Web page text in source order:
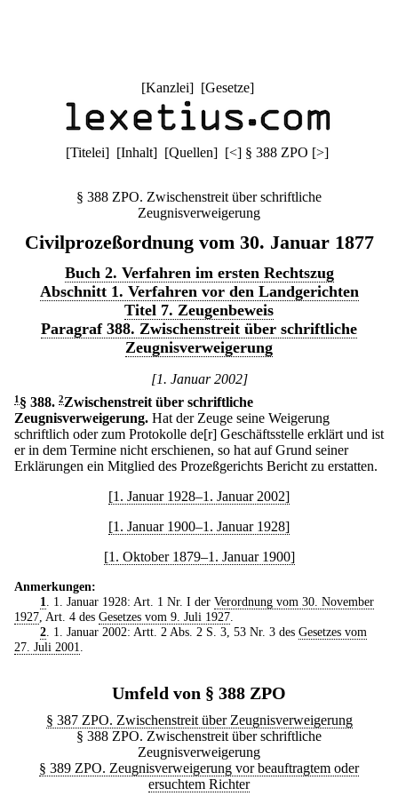
[Kanzlei] [Gesetze]
[Titelei] [Inhalt] [Quellen] [<] § 388 ZPO [>]
§ 388 ZPO. Zwischenstreit über schriftliche
Zeugnisverweigerung
Civilprozeßordnung vom 30. Januar 1877
Buch 2. Verfahren im ersten Rechtszug
Abschnitt 1. Verfahren vor den Landgerichten
Titel 7. Zeugenbeweis
Paragraf 388. Zwischenstreit über schriftliche
Zeugnisverweigerung
[1. Januar 2002]
1 § 388. 2Zwischenstreit über schriftliche
Zeugnisverweigerung. Hat der Zeuge seine Weigerung
schriftlich oder zum Protokolle de[r] Geschäftsstelle erklärt und ist
er in dem Termine nicht erschienen, so hat auf Grund seiner
Erklärungen ein Mitglied des Prozeßgerichts Bericht zu erstatten.
[1. Januar 1928–1. Januar 2002]
[1. Januar 1900–1. Januar 1928]
[1. Oktober 1879–1. Januar 1900]
Anmerkungen:
1
. 1. Januar 1928: Art. 1 Nr. I der Verordnung vom 30. November
1927 , Art. 4 des Gesetzes vom 9. Juli 1927
2. 1. Januar 2002: Artt. 2 Abs. 2 S. 3, 53 Nr. 3 des Gesetzes vom
27. Juli 2001
Umfeld von § 388 ZPO
§ 387 ZPO. Zwischenstreit über Zeugnisverweigerung
§ 388 ZPO. Zwischenstreit über schriftliche
Zeugnisverweigerung
§ 389 ZPO. Zeugnisverweigerung vor beauftragtem oder
ersuchtem Richter